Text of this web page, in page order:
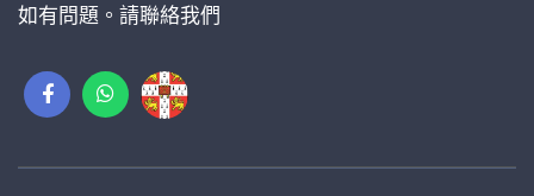
如有問題。請聯絡我們